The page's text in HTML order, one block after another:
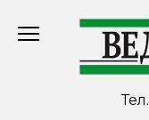
Тел.